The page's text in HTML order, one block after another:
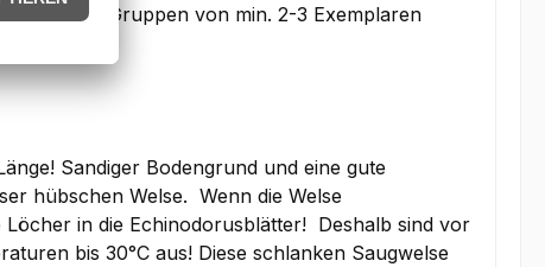
man sollte Gruppen von min. 2-3 Exemplaren
Sandiger Bodengrund und eine gute
hübschen Welse. Wenn die Welse
in die Echinodorusblätter! Deshalb sind vor
bis 30°C aus! Diese schlanken Saugwelse